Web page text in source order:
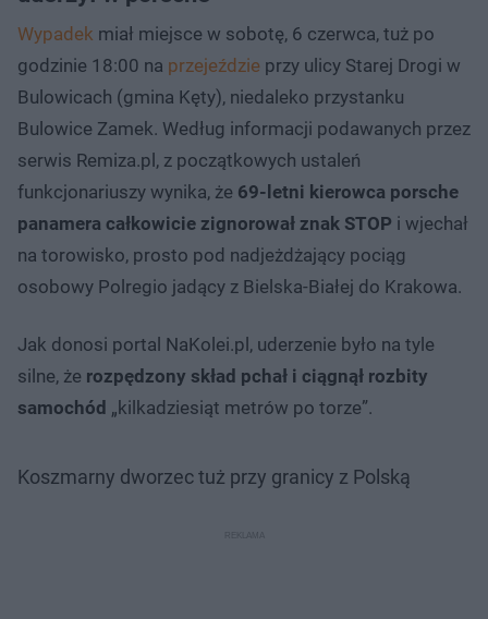
Wypadek miał miejsce w sobotę, 6 czerwca, tuż po
godzinie 18:00 na przejeździe przy ulicy Starej Drogi w
Bulowicach (gmina Kęty), niedaleko przystanku
Bulowice Zamek. Według informacji podawanych przez
serwis Remiza.pl, z początkowych ustaleń
funkcjonariuszy wynika, że 69-letni kierowca porsche
panamera całkowicie zignorował znak STOP i wjechał
na torowisko, prosto pod nadjeżdżający pociąg
osobowy Polregio jadący z Bielska-Białej do Krakowa.
Jak donosi portal NaKolei.pl, uderzenie było na tyle
silne, że rozpędzony skład pchał i ciągnął rozbity
samochód „kilkadziesiąt metrów po torze”.
Koszmarny dworzec tuż przy granicy z Polską